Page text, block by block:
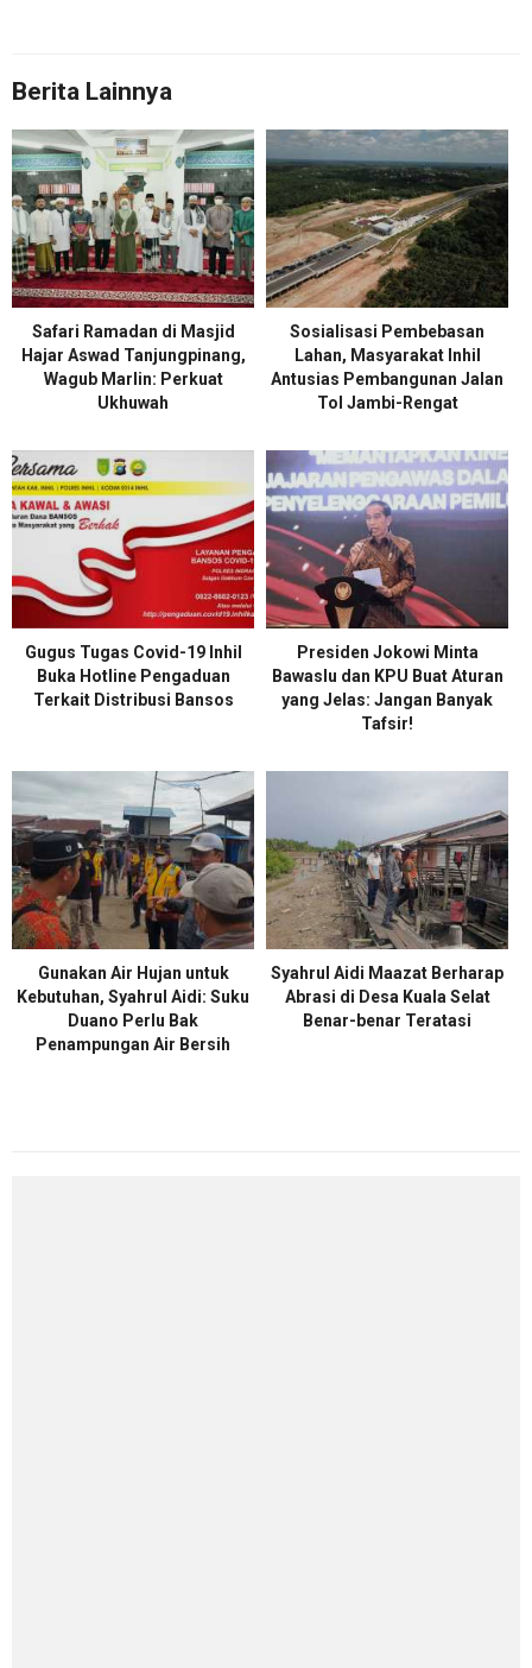
Berita Lainnya
Safari Ramadan di Masjid
Hajar Aswad Tanjungpinang,
Wagub Marlin: Perkuat
Ukhuwah
Sosialisasi Pembebasan
Lahan, Masyarakat Inhil
Antusias Pembangunan Jalan
Tol Jambi-Rengat
Gugus Tugas Covid-19 Inhil
Buka Hotline Pengaduan
Terkait Distribusi Bansos
Presiden Jokowi Minta
Bawaslu dan KPU Buat Aturan
yang Jelas: Jangan Banyak
Tafsir!
Gunakan Air Hujan untuk
Kebutuhan, Syahrul Aidi: Suku
Duano Perlu Bak
Penampungan Air Bersih
Syahrul Aidi Maazat Berharap
Abrasi di Desa Kuala Selat
Benar-benar Teratasi